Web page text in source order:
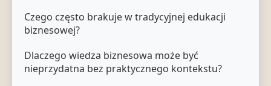
Czego często brakuje w tradycyjnej edukacji
biznesowej?
Dlaczego wiedza biznesowa może być
nieprzydatna bez praktycznego kontekstu?